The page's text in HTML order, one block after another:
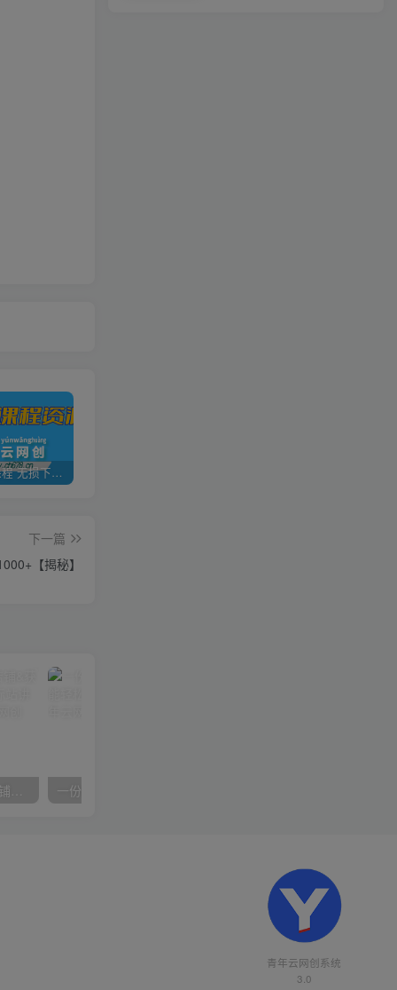
全网VIP课程 无损下载~
下一篇
【揭秘】
【阿里国际站】打造Top店铺&获得优质询盘客户，​95%的国际站讲师不会说的运营技巧
青年云网创系统
3.0